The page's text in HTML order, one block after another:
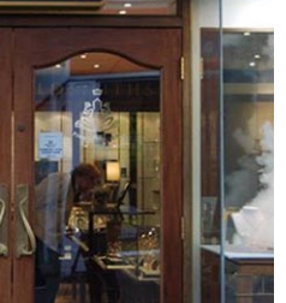
усиливают
и дезориентирующее
туман безопасности
система не имеет
типу и формату
Ее можно
офисе, магазине,
коттедже и т.д. а также
ее помощью точечную
– например, банкомата
магазина.